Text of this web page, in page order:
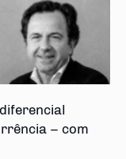
– com